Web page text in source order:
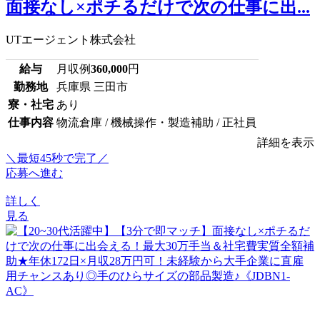
面接なし×ポチるだけで次の仕事に出...
UTエージェント株式会社
給与 月収例360,000円
勤務地
兵庫県 三田市
寮・社宅 あり
仕事内容 物流倉庫 / 機械操作・製造補助 / 正社員
詳細を表示
＼最短45秒で完了／
応募へ進む
詳しく
見る